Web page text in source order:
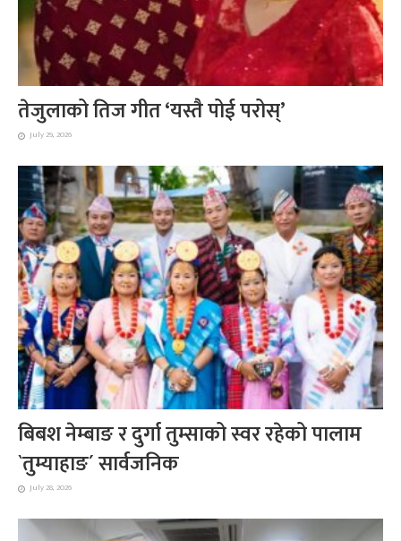
तेजुलाको तिज गीत ‘यस्तै पोई परोस्’
July 29, 2026
बिबश नेम्बाङ र दुर्गा तुम्साको स्वर रहेको पालाम
`तुम्याहाङ´ सार्वजनिक
July 28, 2026